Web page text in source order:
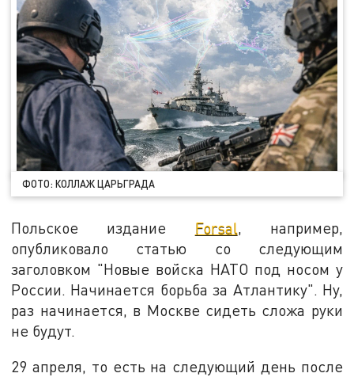
ФОТО: КОЛЛАЖ ЦАРЬГРАДА
Польское издание Forsal, например,
опубликовало статью со следующим
заголовком "Новые войска НАТО под носом у
России. Начинается борьба за Атлантику". Ну,
раз начинается, в Москве сидеть сложа руки
не будут.
29 апреля, то есть на следующий день после